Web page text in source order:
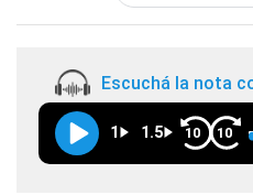
Escuchá la nota
1 1.5 10 10